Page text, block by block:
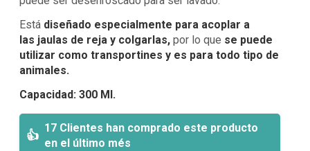
Está diseñado especialmente para acoplar a
las jaulas de reja y colgarlas,por lo que se puede
utilizar como transportines y es para todo tipo de
animales.
Capacidad: 300 Ml.
17 Clientes han comprado este producto
en el último més